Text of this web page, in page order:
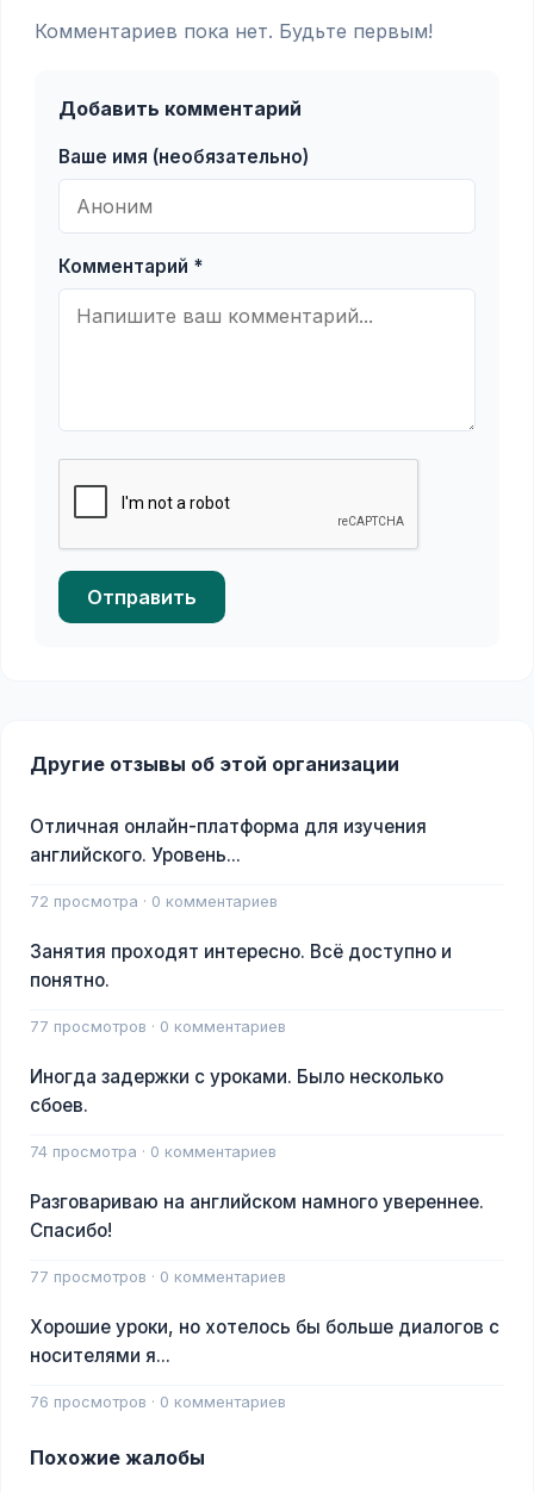
Комментариев пока нет. Будьте первым!
Добавить комментарий
Ваше имя (необязательно)
Комментарий *
Отправить
Другие отзывы об этой организации
Отличная онлайн-платформа для изучения
английского. Уровень...
72 просмотра · 0 комментариев
Занятия проходят интересно. Всё доступно и
понятно.
77 просмотров · 0 комментариев
Иногда задержки с уроками. Было несколько
сбоев.
74 просмотра · 0 комментариев
Разговариваю на английском намного увереннее.
Спасибо!
77 просмотров · 0 комментариев
Хорошие уроки, но хотелось бы больше диалогов с
носителями я...
76 просмотров · 0 комментариев
Похожие жалобы